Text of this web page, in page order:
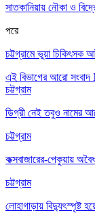
সাতকানিয়ায় নৌকা ও
পরে
চট্টগ্রামে ভুয়া চিকিৎসক
এই বিভাগের আরো সংবাদ
চট্টগ্রাম
ডিগ্রী নেই তবুও নামের
চট্টগ্রাম
কক্সবাজারের-পেকুয়ায়
চট্টগ্রাম
লোহাগাড়ায় বিদ্যুৎস্পৃষ্ট